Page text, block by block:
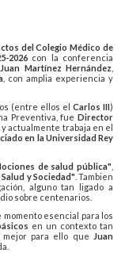
del Colegio Médico de
2026con la conferencia
Martínez Hernández
, con amplia experiencia y
(entre ellos el Carlos III)
Preventiva, fue Director
y actualmente trabaja en el
en la Universidad Rey
de salud pública"
y Sociedad" . Tambien
alguno tan ligado a
sobre centenarios.
momento esencial para los
en un contexto tan
mejor para ello que Juan